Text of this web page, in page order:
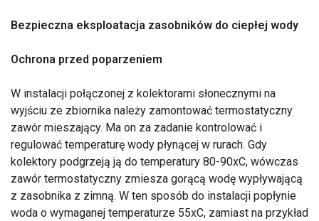
Bezpieczna eksploatacja zasobników do ciepłej wody
Ochrona przed poparzeniem
W instalacji połączonej z kolektorami słonecznymi na
wyjściu ze zbiornika należy zamontować termostatyczny
zawór mieszający. Ma on za zadanie kontrolować i
regulować temperaturę wody płynącej w rurach. Gdy
kolektory podgrzeją ją do temperatury 80-90xC, wówczas
zawór termostatyczny zmiesza gorącą wodę wypływającą
z zasobnika z zimną. W ten sposób do instalacji popłynie
woda o wymaganej temperaturze 55xC, zamiast na przykład